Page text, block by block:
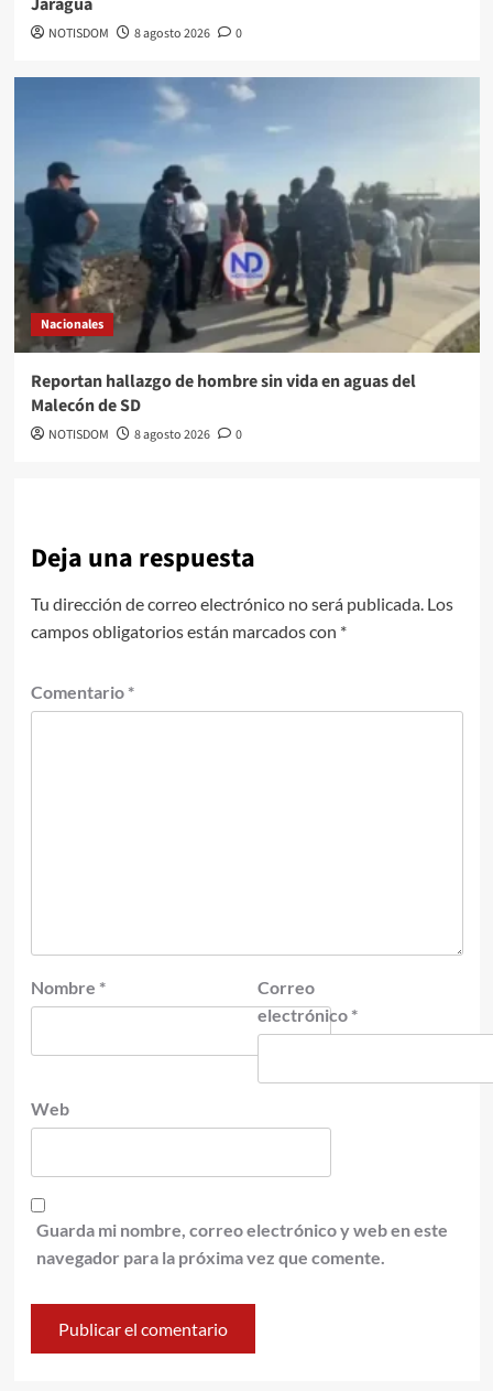
NOTISDOM 8 agosto 2026 0
Nacionales
Reportan hallazgo de hombre sin vida en aguas del
Malecón de SD
NOTISDOM 8 agosto 2026 0
Deja una respuesta
Tu dirección de correo electrónico no será publicada. Los
campos obligatorios están marcados con *
Comentario *
Nombre *
Correo
electrónico *
Web
Guarda mi nombre, correo electrónico y web en este
navegador para la próxima vez que comente.